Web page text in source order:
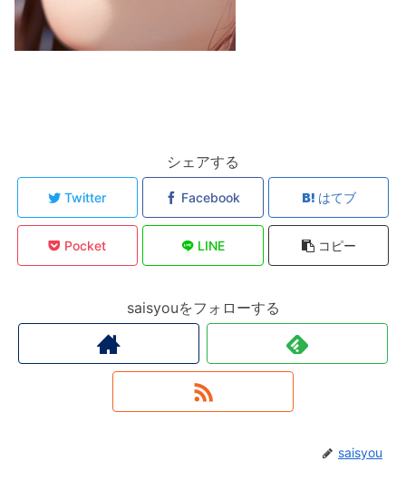
シェアする
Twitter Facebook はてブ
Pocket LINE コピー
saisyouをフォローする
saisyou